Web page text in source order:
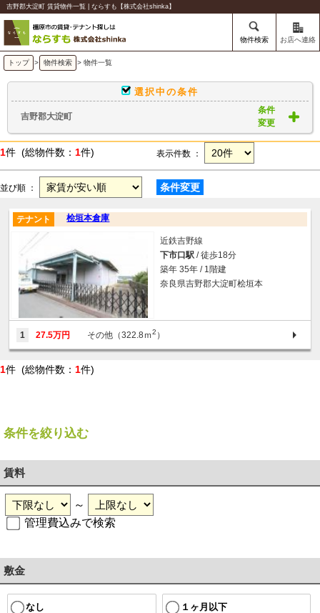
吉野郡大淀町 賃貸物件一覧 | ならすも【株式会社shinka】
物件検索 お店へ連絡
トップ > 物件検索 > 物件一覧
選択中の条件
吉野郡大淀町
条件
変更
1件 (総物件数： 1件) 表示件数 ：
並び順 ： 条件変更
桧垣本倉庫
テナント
近鉄吉野線
下市口駅 / 徒歩18分
築年 35年 / 1階建
奈良県吉野郡大淀町桧垣本
1 27.5万円 その他（322.8ｍ2 ）
1件 (総物件数： 1件)
条件を絞り込む
賃料
～
管理費込みで検索
敷金
なし １ヶ月以下